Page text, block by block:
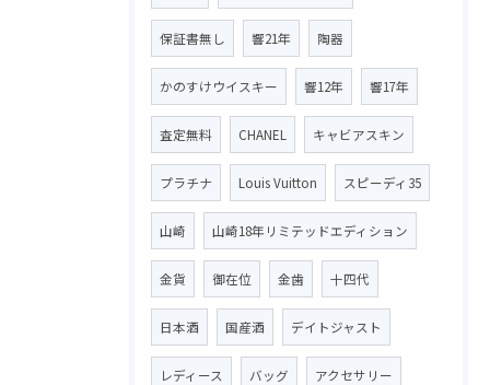
保証書無し 響21年 陶器
かのすけウイスキー 響12年 響17年
査定無料 CHANEL キャビアスキン
プラチナ Louis Vuitton スピーディ35
山崎 山崎18年リミテッドエディション
金貨 御在位 金歯 十四代
日本酒 国産酒 デイトジャスト
レディース バッグ アクセサリー